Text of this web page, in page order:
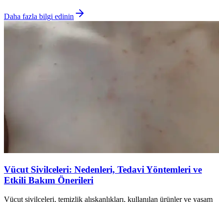
Daha fazla bilgi edinin
Vücut Sivilceleri: Nedenleri, Tedavi Yöntemleri ve
Etkili Bakım Önerileri
Vücut sivilceleri, temizlik alışkanlıkları, kullanılan ürünler ve yaşam